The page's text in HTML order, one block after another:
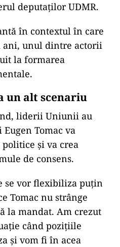
deputaților UDMR.
în contextul în care
ani, unul dintre actorii
la formarea
un alt scenariu
liderii Uniunii au
Tomac va
și va crea
de consens.
se vor flexibiliza puțin
Tomac nu strânge
la mandat. Am crezut
când pozițiile
și vom fi în acea